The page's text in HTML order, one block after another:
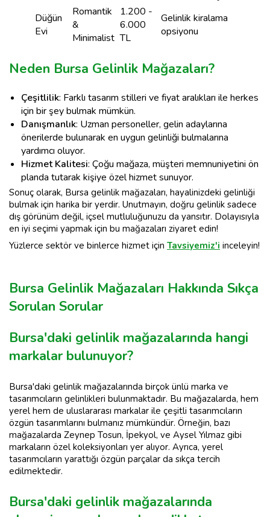
Düğün
Evi
Romantik
&
Minimalist
1.200 -
6.000
TL
Gelinlik kiralama
opsiyonu
Neden Bursa Gelinlik Mağazaları?
Çeşitlilik: Farklı tasarım stilleri ve fiyat aralıkları ile herkes
için bir şey bulmak mümkün.
Danışmanlık: Uzman personeller, gelin adaylarına
önerilerde bulunarak en uygun gelinliği bulmalarına
yardımcı oluyor.
Hizmet Kalitesi: Çoğu mağaza, müşteri memnuniyetini ön
planda tutarak kişiye özel hizmet sunuyor.
Sonuç olarak, Bursa gelinlik mağazaları, hayalinizdeki gelinliği
bulmak için harika bir yerdir. Unutmayın, doğru gelinlik sadece
dış görünüm değil, içsel mutluluğunuzu da yansıtır. Dolayısıyla
en iyi seçimi yapmak için bu mağazaları ziyaret edin!
Yüzlerce sektör ve binlerce hizmet için Tavsiyemiz'i inceleyin!
Bursa Gelinlik Mağazaları Hakkında Sıkça
Sorulan Sorular
Bursa'daki gelinlik mağazalarında hangi
markalar bulunuyor?
Bursa'daki gelinlik mağazalarında birçok ünlü marka ve
tasarımcıların gelinlikleri bulunmaktadır. Bu mağazalarda, hem
yerel hem de uluslararası markalar ile çeşitli tasarımcıların
özgün tasarımlarını bulmanız mümkündür. Örneğin, bazı
mağazalarda Zeynep Tosun, İpekyol, ve Aysel Yılmaz gibi
markaların özel koleksiyonları yer alıyor. Ayrıca, yerel
tasarımcıların yarattığı özgün parçalar da sıkça tercih
edilmektedir.
Bursa'daki gelinlik mağazalarında